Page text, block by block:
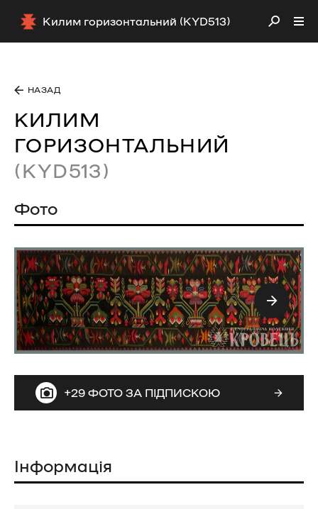
Килим горизонтальний (KYD513)
НАЗАД
КИЛИМ
ГОРИЗОНТАЛЬНИЙ
(KYD513)
Фото
+29 ФОТО ЗА ПІДПИСКОЮ
Інформація